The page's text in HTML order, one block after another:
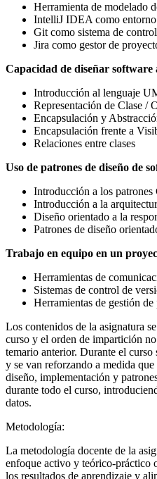
Herramienta de modelado
IntelliJ IDEA como
Git como sistema de
Jira como gestor de
Capacidad de diseñar software
Introducción al lenguaje
Representación de Clase /
Encapsulación y
Encapsulación frente a
Relaciones entre clases
Uso de patrones de diseño de
Introducción a los
Introducción a la
Diseño orientado a la
Patrones de diseño
Trabajo en equipo en un
Herramientas de
Sistemas de control de
Herramientas de gestión de
Los contenidos de la asignatura
curso y el orden de impartición
temario anterior. Durante el curso
y se van reforzando a medida
diseño, implementación y
durante todo el curso,
datos.
Metodología:
La metodología docente de la
enfoque activo y teórico-práctico
los resultados de aprendizaje y